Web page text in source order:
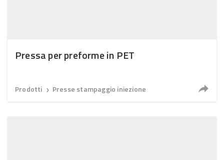
Pressa per preforme in PET
Prodotti ❯ Presse stampaggio iniezione